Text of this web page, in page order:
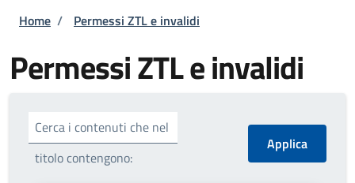
Briciole di pane
Home / Permessi ZTL e invalidi
Permessi ZTL e invalidi
Cerca i contenuti che nel
titolo contengono: